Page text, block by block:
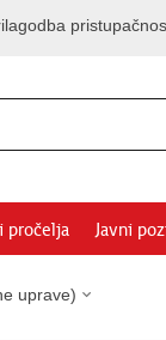
pročelja Javni
uprave)